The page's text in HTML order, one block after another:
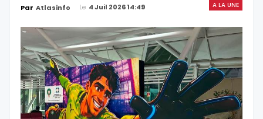
A LA UNE
Par Atlasinfo Le 4 Juil 2026 14:49